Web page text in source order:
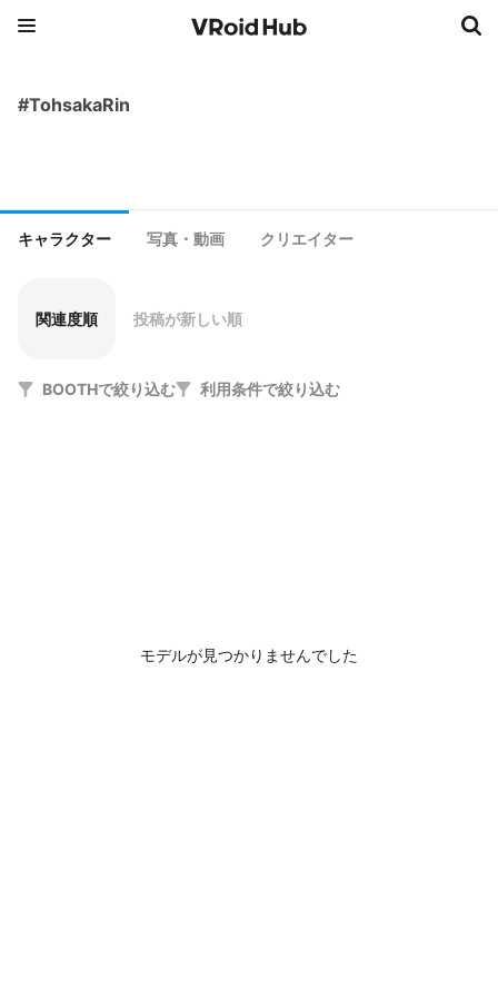
#TohsakaRin
キャラクター 写真・動画 クリエイター
関連度順 投稿が新しい順
BOOTHで絞り込む 利用条件で絞り込む
モデルが見つかりませんでした